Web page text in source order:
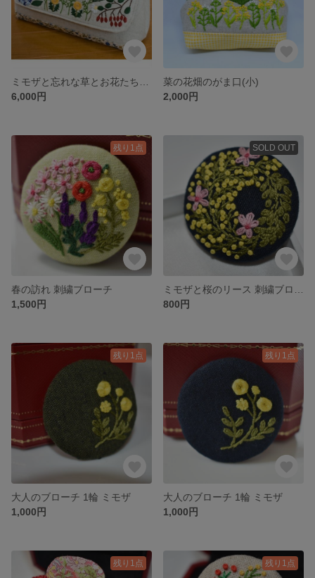
6,000円
菜の花畑のがま口(小)
2,000円
残り1点
春の訪れ 刺繍ブローチ
1,500円
SOLD OUT
800円
残り1点
大人のブローチ 1輪 ミモザ
1,000円
残り1点
大人のブローチ 1輪 ミモザ
1,000円
残り1点 残り1点